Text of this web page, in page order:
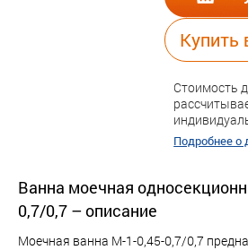
Купить
Стоимость
Подробнее о
Ванна моечная
0,7/0,7 – описание
Моечная ванна М-1-0,45-0,7/0,7